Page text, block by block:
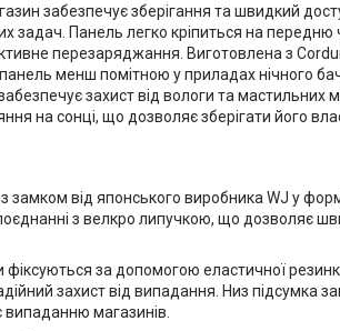
забезпечує зберігання та швидкий
задач. Панель легко кріпиться на передню
перезаряджання. Виготовлена з
менш помітною у приладах нічного
захист від вологи та мастильних
на сонці, що дозволяє зберігати його
замком від японського виробника WJ у
з велкро липучкою, що дозволяє
фіксуються за допомогою еластичної
захист від випадання. Низ підсумка
випаданню магазинів.